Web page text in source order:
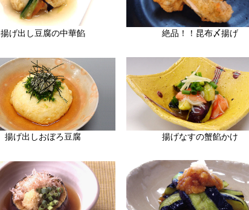
揚げ出し豆腐の中華餡 絶品！！昆布〆揚げ
揚げ出しおぼろ豆腐 揚げなすの蟹餡かけ